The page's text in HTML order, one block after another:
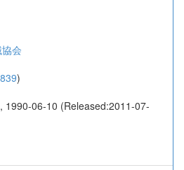
会
)
1990-06-10 (Released:2011-07-